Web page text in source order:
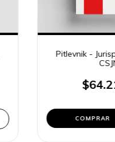
Pitlevnik -
COMPRAR